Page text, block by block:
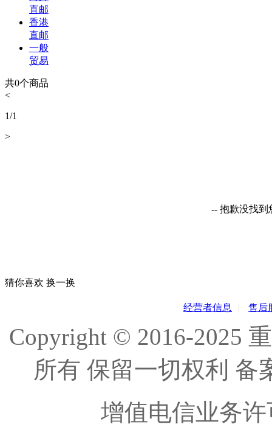
直邮
香港
直邮
一般
贸易
共0个商品
<
1/1
>
-- 抱歉没找到
猜你喜欢 换一换
经营者信息 | 售后
Copyright © 2016-2025
所有 保留一切权利 备
增值电信业务